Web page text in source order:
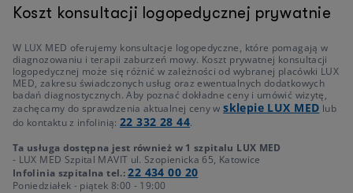
Koszt konsultacji logopedycznej prywatnie
W LUX MED oferujemy konsultacje logopedyczne, które pomagają w
diagnozowaniu i terapii zaburzeń mowy. Koszt prywatnej konsultacji
logopedycznej może się różnić w zależności od wybranej placówki LUX
MED, zakresu świadczonych usług oraz ewentualnych dodatkowych
badań diagnostycznych. Aby poznać dokładne ceny i umówić wizytę,
zachęcamy do sprawdzenia aktualnej ceny wsklepie LUX MED lub
do kontaktu z infolinią: 22 332 28 44.
Ta usługa dostępna jest również w 1 szpitalu LUX MED
- LUX MED Szpital MAVIT ul. Szopienicka 65, Katowice
Infolinia szpitalna tel.:22 434 00 20
Poniedziałek - piątek 8:00 - 19:00